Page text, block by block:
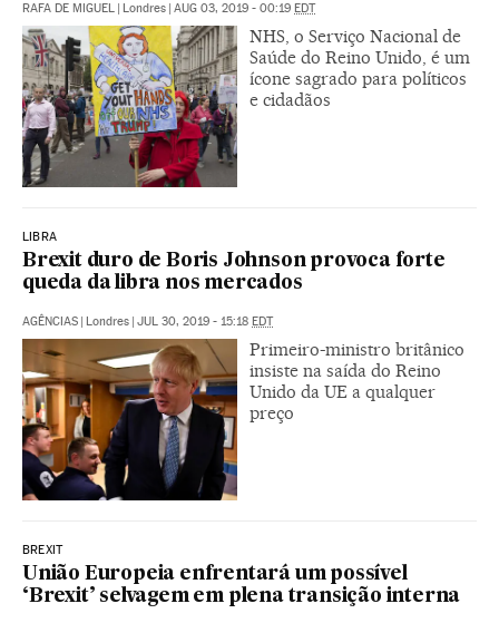
RAFA DE MIGUEL Londres AUG 03, 2019 - 00:19 EDT
NHS, o Serviço Nacional de
Saúde do Reino Unido, é um
ícone sagrado para políticos
e cidadãos
LIBRA
Brexit duro de Boris Johnson provoca forte
queda da libra nos mercados
AGÊNCIAS Londres JUL 30, 2019 - 15:18 EDT
Primeiro-ministro britânico
insiste na saída do Reino
Unido da UE a qualquer
preço
BREXIT
União Europeia enfrentará um possível
‘Brexit’ selvagem em plena transição interna